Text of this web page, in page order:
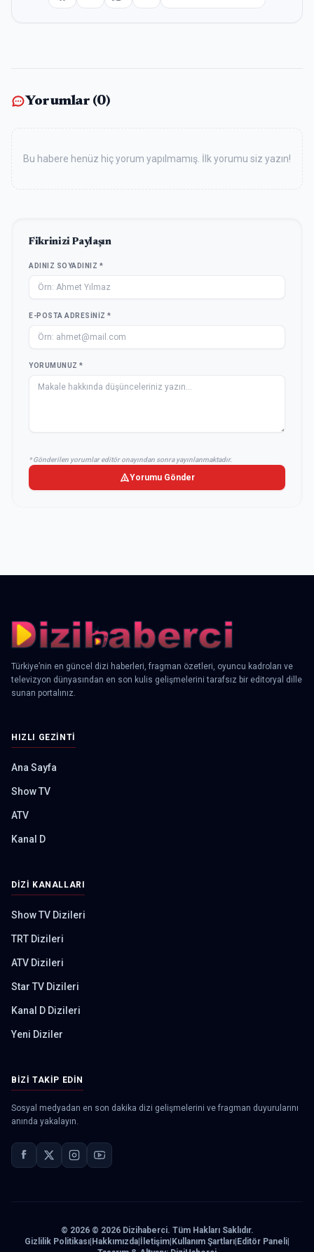
Yorumlar (0)
Bu habere henüz hiç yorum yapılmamış. İlk yorumu siz yazın!
Fikrinizi Paylaşın
ADINIZ SOYADINIZ *
E-POSTA ADRESINIZ *
YORUMUNUZ *
* Gönderilen yorumlar editör onayından sonra yayınlanmaktadır.
Yorumu Gönder
Türkiye’nin en güncel dizi haberleri, fragman özetleri, oyuncu kadroları ve
televizyon dünyasından en son kulis gelişmelerini tarafsız bir editoryal dille
sunan portalınız.
HIZLI GEZINTI
Ana Sayfa
Show TV
ATV
Kanal D
DIZI KANALLARI
Show TV Dizileri
TRT Dizileri
ATV Dizileri
Star TV Dizileri
Kanal D Dizileri
Yeni Diziler
BIZI TAKIP EDIN
Sosyal medyadan en son dakika dizi gelişmelerini ve fragman duyurularını
anında yakalayın.
© 2026 © 2026 Dizihaberci. Tüm Hakları Saklıdır.
Gizlilik Politikası Hakkımızda İletişim Kullanım Şartları Editör Paneli